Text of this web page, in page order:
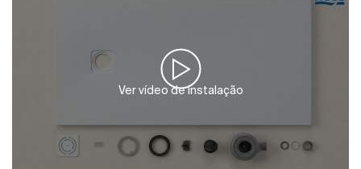
Ver vídeo de instalação